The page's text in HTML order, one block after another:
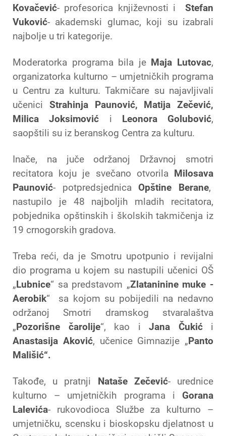
Кovačević- profesorica književnosti i Stefan
Vuković- akademski glumac, koji su izabrali
najbolje u tri kategorije.
Moderatorka programa bila je Maja Lutovac,
organizatorka kulturno – umjetničkih programa
u Centru za kulturu. Takmičare su najavljivali
učenici Strahinja Paunović, Matija Zečević,
Milica Joksimović i Leonora Golubović,
saopštili su iz beranskog Centra za kulturu.
Inače, na juče održanoj Državnoj smotri
recitatora koju je svečano otvorila Milosava
Paunović- potpredsjednicaOpštine Berane,
nastupilo je 48 najboljih mladih recitatora,
pobjednika opštinskih i školskih takmičenja iz
19 crnogorskih gradova.
Treba reći, da je Smotru upotpunio i revijalni
dio programa u kojem su nastupili učenici OŠ
„Lubnice“ sa predstavom „Zlataninine muke -
Aerobik“ sa kojom su pobijedili na nedavno
održanoj Smotri dramskog stvaralaštva
„Pozorišne čarolije“, kao i Jana Čukići
Anastasija Aković, učenice Gimnazije „Panto
Mališić“.
Takođe, u pratnji Nataše Zečević- urednice
kulturno – umjetničkih programa i Gorana
Lalevića- rukovodioca Službe za kulturno –
umjetničku, scensku i bioskopsku djelatnost u